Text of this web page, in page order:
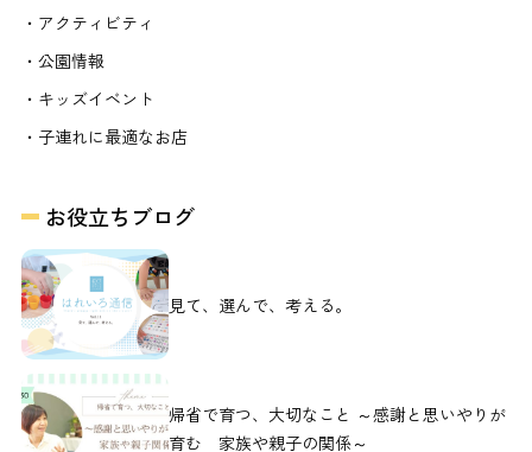
・アクティビティ
・公園情報
・キッズイベント
・子連れに最適なお店
お役立ちブログ
見て、選んで、考える。
帰省で育つ、大切なこと ～感謝と思いやりが
育む 家族や親子の関係～